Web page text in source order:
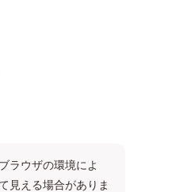
ラウザの環境によ
見える場合がありま